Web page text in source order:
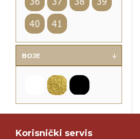
BOJE
Korisnički servis